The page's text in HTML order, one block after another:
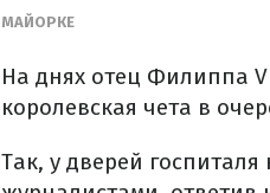
МАЙОРКЕ
На днях отец Филиппа
королевская чета в
Так, у дверей